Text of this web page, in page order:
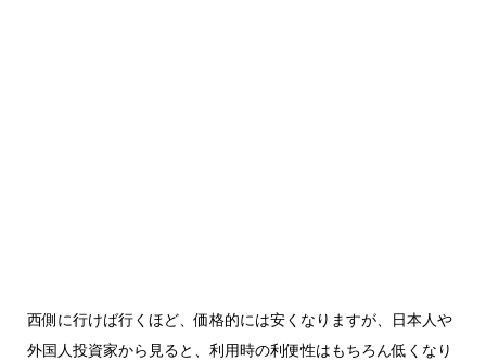
西側に行けば行くほど、価格的には安くなりますが、日本人や
外国人投資家から見ると、利用時の利便性はもちろん低くなり